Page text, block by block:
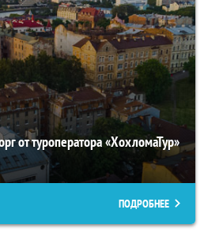
от туроператора «ХохломаТур»
ПОДРОБНЕЕ